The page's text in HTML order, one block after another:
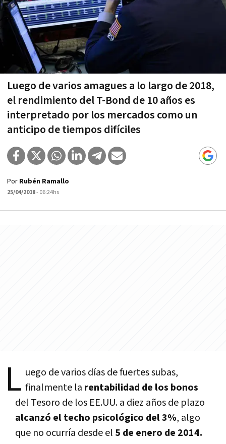
Luego de varios amagues a lo largo de 2018,
el rendimiento del T-Bond de 10 años es
interpretado por los mercados como un
anticipo de tiempos difíciles
Por Rubén Ramallo
25/04/2018- 06:24hs
L uego de varios dí­as de fuertes subas,
finalmente la rentabilidad de los bonos
del Tesoro de los EE.UU. a diez años de plazo
alcanzó el techo psicológico del 3%, algo
que no ocurrí­a desde el 5 de enero de 2014.